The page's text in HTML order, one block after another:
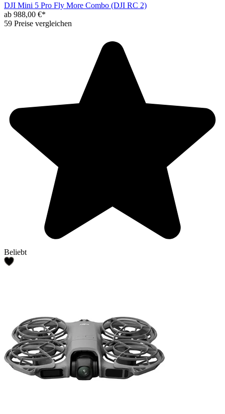
DJI Mini 5 Pro Fly More Combo (DJI RC 2)
ab 988,00 €*
59 Preise vergleichen
Beliebt